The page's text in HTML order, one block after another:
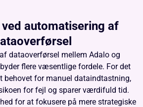
automatisering af
dataoverførsel mellem Adalo og
flere væsentlige fordele. For det
behovet for manuel dataindtastning,
for fejl og sparer værdifuld tid.
for at fokusere på mere strategiske